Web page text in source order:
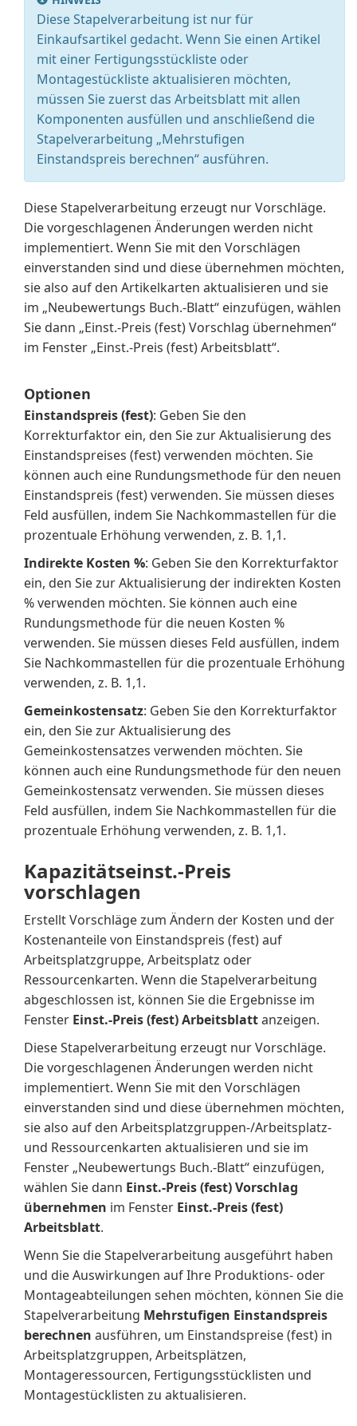
Diese Stapelverarbeitung ist nur für
Einkaufsartikel gedacht. Wenn Sie einen Artikel
mit einer Fertigungsstückliste oder
Montagestückliste aktualisieren möchten,
müssen Sie zuerst das Arbeitsblatt mit allen
Komponenten ausfüllen und anschließend die
Stapelverarbeitung „Mehrstufigen
Einstandspreis berechnen“ ausführen.
Diese Stapelverarbeitung erzeugt nur Vorschläge.
Die vorgeschlagenen Änderungen werden nicht
implementiert. Wenn Sie mit den Vorschlägen
einverstanden sind und diese übernehmen möchten,
sie also auf den Artikelkarten aktualisieren und sie
im „Neubewertungs Buch.-Blatt“ einzufügen, wählen
Sie dann „Einst.-Preis (fest) Vorschlag übernehmen“
im Fenster „Einst.-Preis (fest) Arbeitsblatt“.
Optionen
Einstandspreis (fest): Geben Sie den
Korrekturfaktor ein, den Sie zur Aktualisierung des
Einstandspreises (fest) verwenden möchten. Sie
können auch eine Rundungsmethode für den neuen
Einstandspreis (fest) verwenden. Sie müssen dieses
Feld ausfüllen, indem Sie Nachkommastellen für die
prozentuale Erhöhung verwenden, z. B. 1,1.
Indirekte Kosten %: Geben Sie den Korrekturfaktor
ein, den Sie zur Aktualisierung der indirekten Kosten
% verwenden möchten. Sie können auch eine
Rundungsmethode für die neuen Kosten %
verwenden. Sie müssen dieses Feld ausfüllen, indem
Sie Nachkommastellen für die prozentuale Erhöhung
verwenden, z. B. 1,1.
Gemeinkostensatz: Geben Sie den Korrekturfaktor
ein, den Sie zur Aktualisierung des
Gemeinkostensatzes verwenden möchten. Sie
können auch eine Rundungsmethode für den neuen
Gemeinkostensatz verwenden. Sie müssen dieses
Feld ausfüllen, indem Sie Nachkommastellen für die
prozentuale Erhöhung verwenden, z. B. 1,1.
Kapazitätseinst.-Preis
vorschlagen
Erstellt Vorschläge zum Ändern der Kosten und der
Kostenanteile von Einstandspreis (fest) auf
Arbeitsplatzgruppe, Arbeitsplatz oder
Ressourcenkarten. Wenn die Stapelverarbeitung
abgeschlossen ist, können Sie die Ergebnisse im
Fenster Einst.-Preis (fest) Arbeitsblattanzeigen.
Diese Stapelverarbeitung erzeugt nur Vorschläge.
Die vorgeschlagenen Änderungen werden nicht
implementiert. Wenn Sie mit den Vorschlägen
einverstanden sind und diese übernehmen möchten,
sie also auf den Arbeitsplatzgruppen-/Arbeitsplatz-
und Ressourcenkarten aktualisieren und sie im
Fenster „Neubewertungs Buch.-Blatt“ einzufügen,
wählen Sie dann Einst.-Preis (fest) Vorschlag
übernehmen im Fenster Einst.-Preis (fest)
Arbeitsblatt.
Wenn Sie die Stapelverarbeitung ausgeführt haben
und die Auswirkungen auf Ihre Produktions- oder
Montageabteilungen sehen möchten, können Sie die
Stapelverarbeitung Mehrstufigen Einstandspreis
berechnen ausführen, um Einstandspreise (fest) in
Arbeitsplatzgruppen, Arbeitsplätzen,
Montageressourcen, Fertigungsstücklisten und
Montagestücklisten zu aktualisieren.